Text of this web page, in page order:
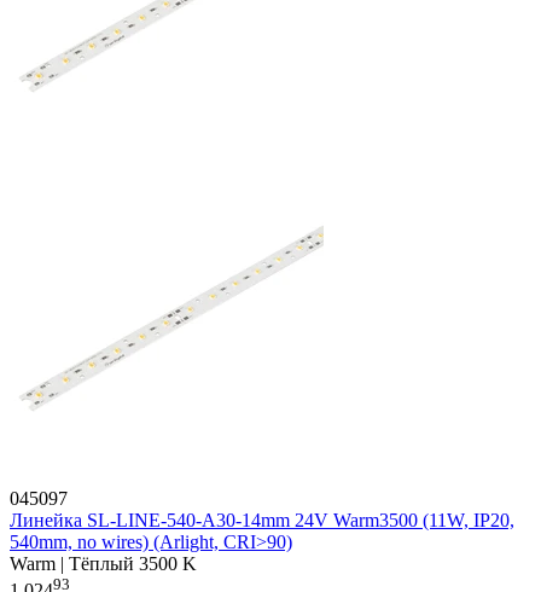
045097
Линейка SL-LINE-540-A30-14mm 24V Warm3500 (11W, IP20,
540mm, no wires) (Arlight, CRI>90)
Warm | Тёплый 3500 K
93